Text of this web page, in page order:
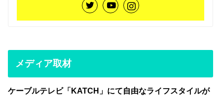
メディア取材
ケーブルテレビ「KATCH」にて自由なライフスタイルが